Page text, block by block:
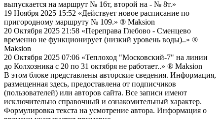
выпускается на маршрут № 16т, второй на - № 8т.»
19 Ноября 2025 15:52 «Действует новое расписание по
пригородному маршруту № 109.» ® Maksion
20 Октября 2025 21:58 «Переправа Глебово - Сменцево
временно не функционирует (низкий уровень воды)..» ®
Maksion
20 Октября 2025 07:06 «Теплоход "Московский-7" на линии
до Колхозника с 20 по 31 октября не работает..» ® Maksion
В этом блоке представлены авторские сведения. Информация,
размещенная здесь, предоставлена от подписчиков
(пользователей) или авторов сайта. Все записи имеют
исключительно справочный и ознакомительный характер.
Формулировка текста на усмотрение автора. Информация о